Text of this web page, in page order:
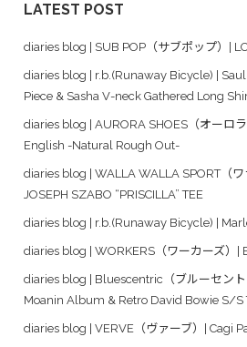
LATEST POST
diaries blog | SUB POP（サブポップ）|
diaries blog | r.b.(Runaway Bicycle) |
Piece & Sasha V-neck Gathered Long
diaries blog | AURORA SHOES（オーロ
English -Natural Rough Out-
diaries blog | WALLA WALLA SPORT（ワ
JOSEPH SZABO “PRISCILLA” TEE
diaries blog | r.b.(Runaway Bicycle) |
diaries blog | WORKERS（ワーカーズ）|
diaries blog | Bluescentric（ブルーセン
Moanin Album & Retro David Bowie S/S
diaries blog | VERVE（ヴァーブ）| Cagi